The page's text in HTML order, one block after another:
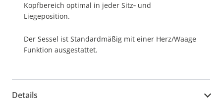
Kopfbereich optimal in jeder Sitz‐ und
Liegeposition.
Der Sessel ist Standardmäßig mit einer Herz/Waage
Funktion ausgestattet.
Details